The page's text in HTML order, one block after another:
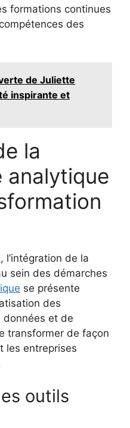
formations continues
des
de Juliette
inspirante et
la
, l’intégration de la
sein des démarches
se présente
des
données et de
transformer de façon
les entreprises
outils